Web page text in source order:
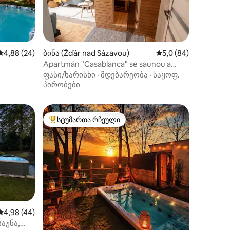
შეფასებაა 5‑დან 4,88, 24 მიმოხილვა
4,88 (24)
ბინა (Žďár nad Sázavou) საშუალო
5,0 (84)
Apartmán "Casablanca" se saunou a
kinem
ფასი/ხარისხი · მდებარეობა · საყოფ.
პირობები
შეფასებაა 5‑დან 4,98, 44 მიმოხილვა
4,98 (44)
სტუმართა რჩეული მოწინავე ვარიანტი
სტუმართა რჩეული